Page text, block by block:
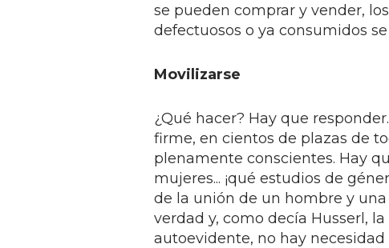
se pueden comprar y vender,
defectuosos o ya consumidos
Movilizarse
¿Qué hacer? Hay que
firme, en cientos de plazas de
plenamente conscientes. Hay
mujeres... ¡qué estudios de
de la unión de un hombre y
verdad y, como decía Husserl,
autoevidente, no hay necesidad